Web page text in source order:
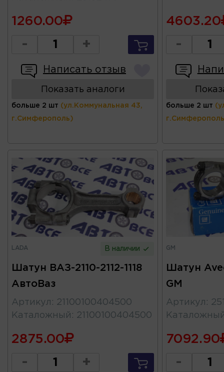
1260.00
- +
Написать отзыв
Показать аналоги
больше 2 шт (ул.Коммунальная 43,
г.Симферополь)
4603.20
-
больше 2 шт
LADA В наличии
Шатун ВАЗ-2110-2112-1118
АвтоВаз
Артикул : 21100100404500
Каталожный : 21100100404500
2875.00
- +
GM
Шатун
GM
Артикул :
7092.90
-